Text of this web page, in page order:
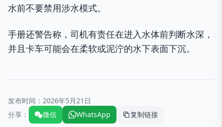
水前不要禁用涉水模式。
手册还警告称，司机有责任在进入水体前判断水深，
并且卡车可能会在柔软或泥泞的水下表面下沉。
发布时间： 2026年5月21日
分享：
微信 WhatsApp 复制链接